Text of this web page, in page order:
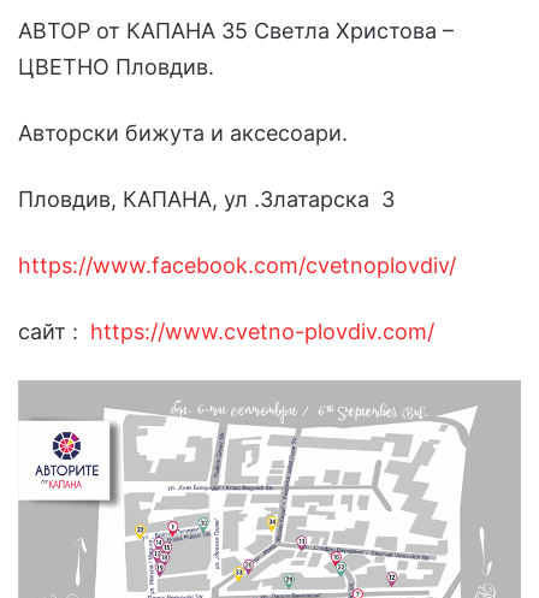
АВТОР от КАПАНА 35 Светла Христова –
ЦВЕТНО Пловдив.
Авторски бижута и аксесоари.
Пловдив, КАПАНА, ул .Златарска 3
https://www.facebook.com/cvetnoplovdiv/
сайт : https://www.cvetno-plovdiv.com/